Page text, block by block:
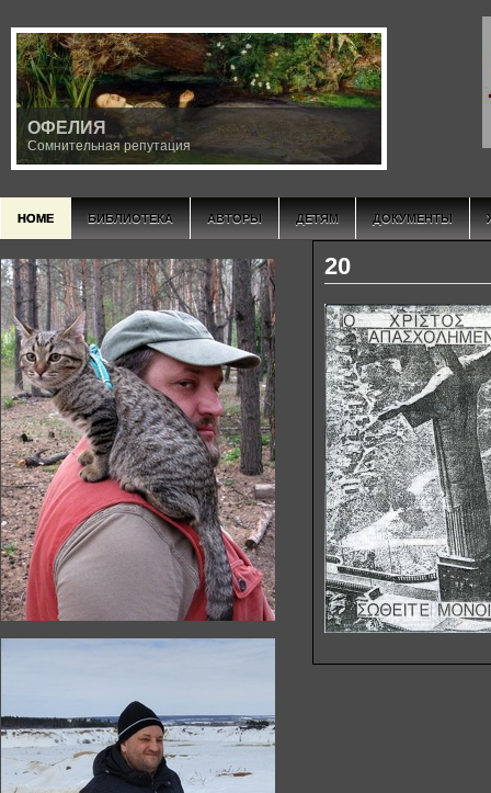
ОФЕЛИЯ
Сомнительная репутация
HOME БИБЛИОТЕКА АВТОРЫ ДЕТЯМ ДОКУМЕНТЫ
20